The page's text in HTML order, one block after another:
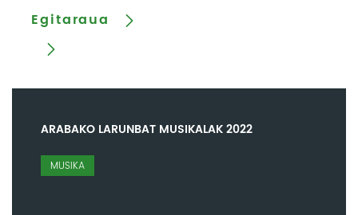
Egitaraua
ARABAKO LARUNBAT MUSIKALAK 2022
MUSIKA